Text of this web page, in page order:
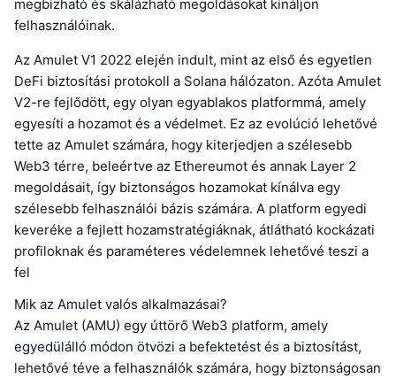
megbízható és skálázható megoldásokat kínáljon
felhasználóinak.
Az Amulet V1 2022 elején indult, mint az első és egyetlen
DeFi biztosítási protokoll a Solana hálózaton. Azóta Amulet
V2-re fejlődött, egy olyan egyablakos platformmá, amely
egyesíti a hozamot és a védelmet. Ez az evolúció lehetővé
tette az Amulet számára, hogy kiterjedjen a szélesebb
Web3 térre, beleértve az Ethereumot és annak Layer 2
megoldásait, így biztonságos hozamokat kínálva egy
szélesebb felhasználói bázis számára. A platform egyedi
keveréke a fejlett hozamstratégiáknak, átlátható kockázati
profiloknak és paraméteres védelemnek lehetővé teszi a
fel
Mik az Amulet valós alkalmazásai?
Az Amulet (AMU) egy úttörő Web3 platform, amely
egyedülálló módon ötvözi a befektetést és a biztosítást,
lehetővé téve a felhasználók számára, hogy biztonságosan